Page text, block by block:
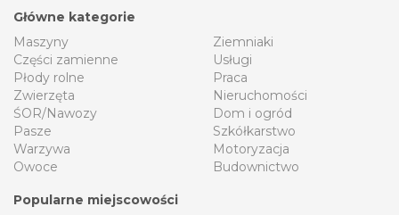
Główne kategorie
Maszyny
Części zamienne
Płody rolne
Zwierzęta
ŚOR/Nawozy
Pasze
Warzywa
Owoce
Ziemniaki
Usługi
Praca
Nieruchomości
Dom i ogród
Szkółkarstwo
Motoryzacja
Budownictwo
Popularne miejscowości